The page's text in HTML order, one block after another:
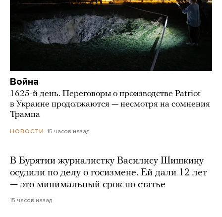
Война
1625-й день. Переговоры о производстве Patriot
в Украине продолжаются — несмотря на сомнения
Трампа
НОВОСТИ 15 часов назад
В Бурятии журналистку Василису Шишкину
осудили по делу о госизмене. Ей дали 12 лет
— это минимальный срок по статье
15 часов назад